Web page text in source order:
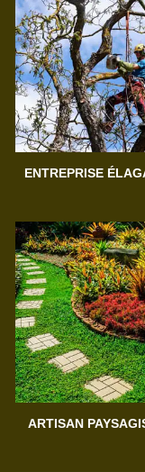
ENTREPRISE
ARTISAN